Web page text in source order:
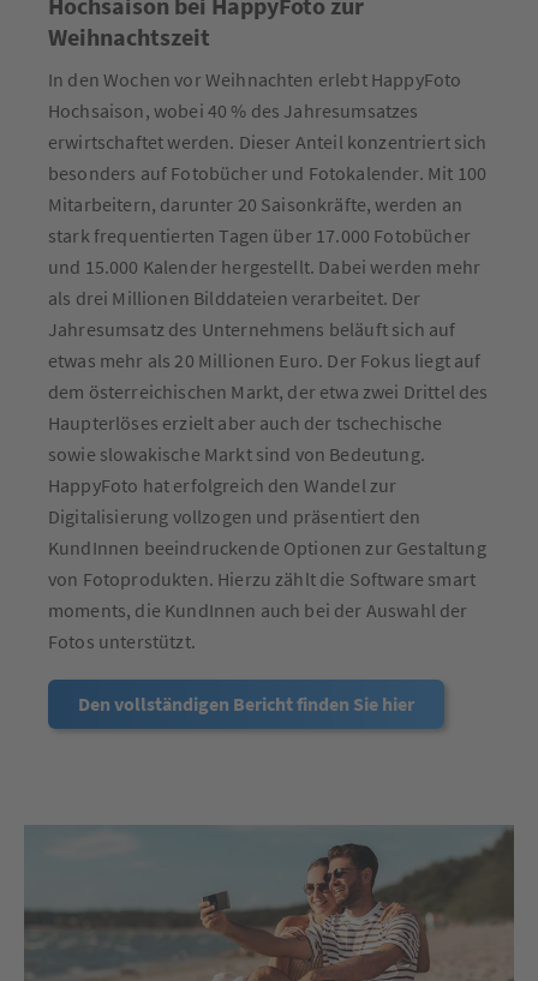
Weihnachtszeit
In den Wochen vor Weihnachten erlebt HappyFoto
Hochsaison, wobei 40 % des Jahresumsatzes
erwirtschaftet werden. Dieser Anteil konzentriert sich
besonders auf Fotobücher und Fotokalender. Mit 100
Mitarbeitern, darunter 20 Saisonkräfte, werden an
stark frequentierten Tagen über 17.000 Fotobücher
und 15.000 Kalender hergestellt. Dabei werden mehr
als drei Millionen Bilddateien verarbeitet. Der
Jahresumsatz des Unternehmens beläuft sich auf
etwas mehr als 20 Millionen Euro. Der Fokus liegt auf
dem österreichischen Markt, der etwa zwei Drittel des
Haupterlöses erzielt aber auch der tschechische
sowie slowakische Markt sind von Bedeutung.
HappyFoto hat erfolgreich den Wandel zur
Digitalisierung vollzogen und präsentiert den
KundInnen beeindruckende Optionen zur Gestaltung
von Fotoprodukten. Hierzu zählt die Software smart
moments, die KundInnen auch bei der Auswahl der
Fotos unterstützt.
Den vollständigen Bericht finden Sie hier